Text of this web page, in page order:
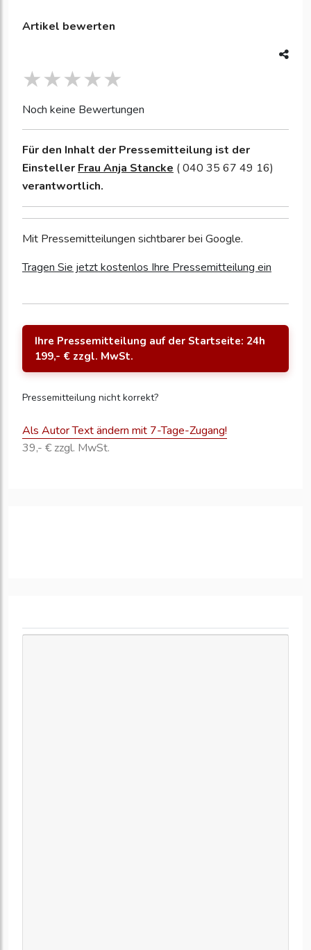
Artikel bewerten
Noch keine Bewertungen
Für den Inhalt der Pressemitteilung ist der
Einsteller Frau Anja Stancke ( 040 35 67 49 16)
verantwortlich.
Mit Pressemitteilungen sichtbarer bei Google.
Tragen Sie jetzt kostenlos Ihre Pressemitteilung ein
Ihre Pressemitteilung auf der Startseite: 24h
199,- € zzgl. MwSt.
Pressemitteilung nicht korrekt?
Als Autor Text ändern mit 7-Tage-Zugang!
39,- € zzgl. MwSt.